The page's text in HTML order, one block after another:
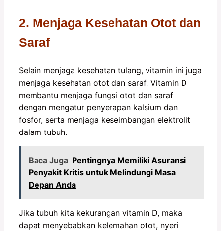
2. Menjaga Kesehatan Otot dan
Saraf
Selain menjaga kesehatan tulang, vitamin ini juga
menjaga kesehatan otot dan saraf. Vitamin D
membantu menjaga fungsi otot dan saraf
dengan mengatur penyerapan kalsium dan
fosfor, serta menjaga keseimbangan elektrolit
dalam tubuh.
Baca Juga Pentingnya Memiliki Asuransi
Penyakit Kritis untuk Melindungi Masa
Depan Anda
Jika tubuh kita kekurangan vitamin D, maka
dapat menyebabkan kelemahan otot, nyeri